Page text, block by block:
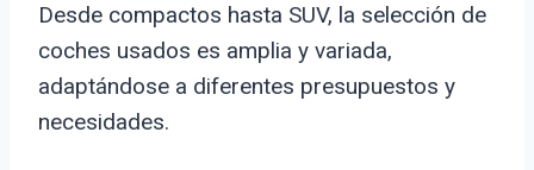
Desde compactos hasta SUV, la selección de
coches usados es amplia y variada,
adaptándose a diferentes presupuestos y
necesidades.